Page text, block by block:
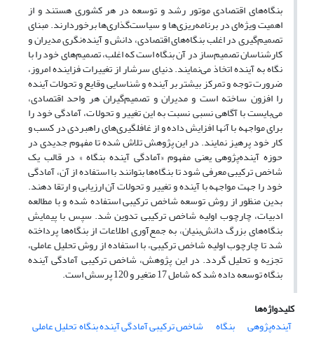
بنگاه‌های اقتصادی موتور رشد و توسعه در هر کشوری هستند و از
اهمیت ویژه‌ای در برنامه‌ریزی‌ها و سیاست‌گذاری‌ها برخوردارند. مبنای
تصمیم‌گیری در اغلب بنگاه‌های اقتصادی، دانش و آینده‌نگری مدیران و
کارشناسان تصمیم‌ساز در آن بنگاه است که اغلب، تصمیم‌های خود را با
نگاه به آینده اتخاذ می‌نمایند. دنیای سرشار از تغییرات فزاینده امروز،
ضرورت توجه و تمرکز بیشتر بر آینده و شناسایی وقایع و تحولات آینده
را افزون ساخته است و مدیران و تصمیم‌گیران هر واحد اقتصادی،
می‌بایست با آگاهی نسبی نسبت به این تغییر و تحولات، آمادگی خود را
برای مواجهه با آنها افزایش داده و از غافلگیری‌های راهبردی در کسب و
کار خود پرهیز نمایند. در این پژوهش تلاش شده تا مفهوم جدیدی در
حوزه آینده‌پژوهی یعنی مفهوم «آمادگی آینده بنگاه » در قالب یک
شاخص ترکیبی معرفی شود تا بنگاه‌ها بتوانند با استفاده از آن، آمادگی
خود را جهت مواجهه با آینده و تغییر و تحولات آن ارزیابی و ارتقا دهند.
بدین منظور از روش توسعه شاخص ترکیبی استفاده شده و با مطالعه
ادبیات، چارچوب اولیه شاخص ترکیبی تدوین شد. سپس با پیمایش
بنگاه‌های بزرگ دانش‌بنیان، به جمع‌آوری اطلاعات از بنگاه‌ها پرداخته
شد تا چارچوب اولیه شاخص ترکیبی، با استفاده از روش تحلیل عاملی،
تجزیه و تحلیل گردد. در این پژوهش، شاخص ترکیبی آمادگی آینده
بنگاه توسعه داده شد که شامل 17 متغیر و 120 پرسش است.
کلیدواژه‌ها
آینده‌پژوهی
بنگاه شاخص ترکیبی آمادگی آینده بنگاه٬ تحلیل عاملی